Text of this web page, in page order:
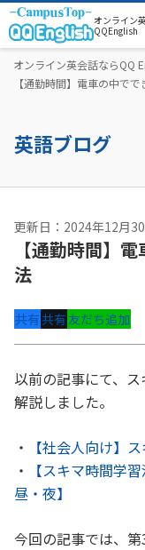
オンライン
QQEnglish
オンライン英会話ならQQ
【通勤時間】電車の中で
英語ブログ
更新日：2024年12月
【通勤時間】
法
共有共有友だち追加
以前の記事にて、
解説しました。
・
【社会人向け】
・
【スキマ時間学
昼・夜】
今回の記事では、